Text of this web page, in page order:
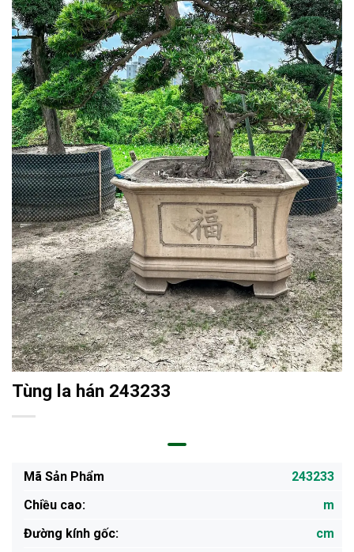
Tùng la hán 243233
Mã Sản Phẩm
243233
Chiều cao:
m
Đường kính gốc:
cm